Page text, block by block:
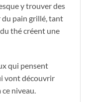
y trouver des
du pain grillé, tant
thé créent une
qui pensent
vont découvrir
ce niveau.